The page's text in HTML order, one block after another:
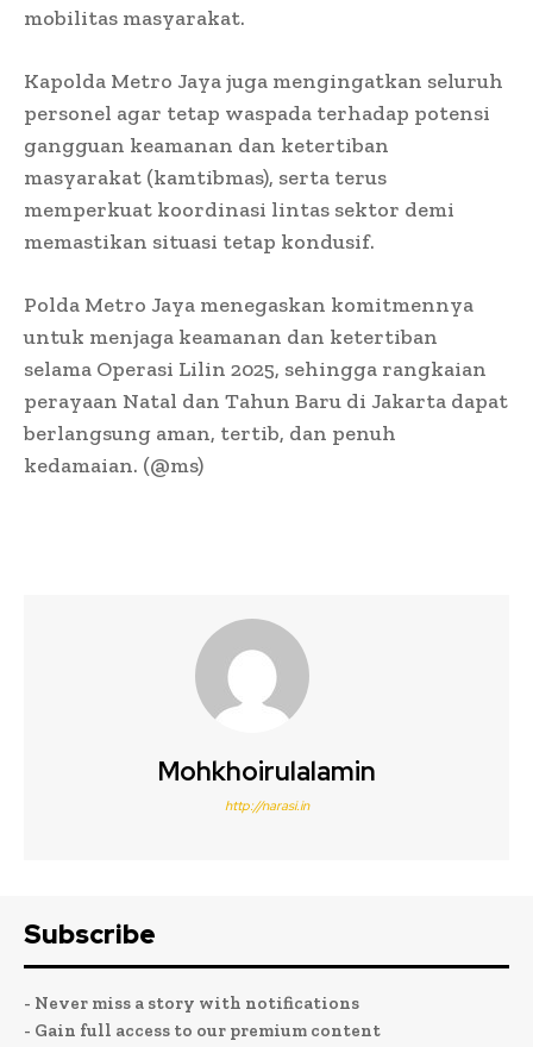
mobilitas masyarakat.
Kapolda Metro Jaya juga mengingatkan seluruh
personel agar tetap waspada terhadap potensi
gangguan keamanan dan ketertiban
masyarakat (kamtibmas), serta terus
memperkuat koordinasi lintas sektor demi
memastikan situasi tetap kondusif.
Polda Metro Jaya menegaskan komitmennya
untuk menjaga keamanan dan ketertiban
selama Operasi Lilin 2025, sehingga rangkaian
perayaan Natal dan Tahun Baru di Jakarta dapat
berlangsung aman, tertib, dan penuh
kedamaian. (@ms)
Mohkhoirulalamin
http://narasi.in
Subscribe
- Never miss a story with notifications
- Gain full access to our premium content